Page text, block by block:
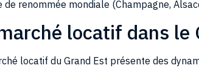
locatif dans le
locative forte, avec des loyers